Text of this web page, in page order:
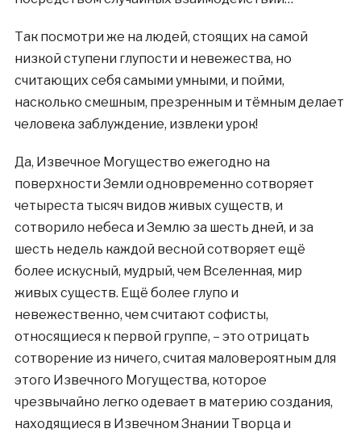
Так посмотри же на людей, стоящих на самой
низкой ступени глупости и невежества, но
считающих себя самыми умными, и пойми,
насколько смешным, презренным и тёмным делает
человека заблуждение, извлеки урок!
Да, Извечное Могущество ежегодно на
поверхности Земли одновременно сотворяет
четыреста тысяч видов живых существ, и
сотворило небеса и Землю за шесть дней, и за
шесть недель каждой весной сотворяет ещё
более искусный, мудрый, чем Вселенная, мир
живых существ. Ещё более глупо и
невежественно, чем считают софисты,
относящиеся к первой группе, – это отрицать
сотворение из ничего, считая маловероятным для
этого Извечного Могущества, которое
чрезвычайно легко одевает в материю создания,
находящиеся в Извечном Знании Творца и